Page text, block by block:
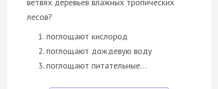
лесов?
поглощают кислород
поглощают дождевую воду
поглощают питательные…